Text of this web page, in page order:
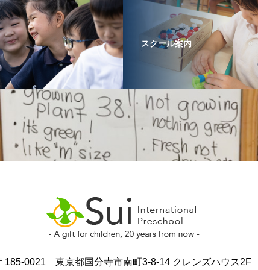
スクール案内
185-0021 東京都国分寺市南町3-8-14 クレンズハウス2F